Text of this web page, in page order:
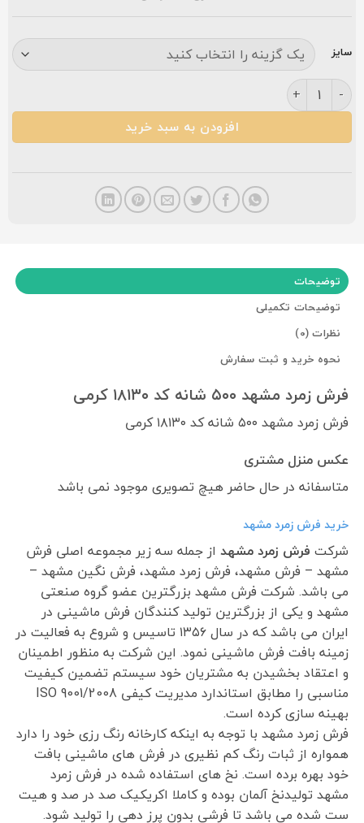
سایز
فرش زمرد مشهد ۵۰۰ شانه کد ۱۸۱۳۰ کرمی عدد
افزودن به سبد خرید
توضیحات
توضیحات تکمیلی
نظرات (0)
نحوه خرید و ثبت سفارش
فرش زمرد مشهد ۵۰۰ شانه کد ۱۸۱۳۰ کرمی
فرش زمرد مشهد ۵۰۰ شانه کد ۱۸۱۳۰ کرمی
عکس منزل مشتری
متاسفانه در حال حاضر هیچ تصویری موجود نمی باشد
خرید فرش زمرد مشهد
شرکت فرش زمرد مشهداز جمله سه زیر مجموعه اصلی فرش
مشهد – فرش مشهد، فرش زمرد مشهد، فرش نگین مشهد –
می باشد. شرکت فرش مشهد بزرگترین عضو گروه صنعتی
مشهد و یکی از بزرگترین تولید کنندگان فرش ماشینی در
ایران می باشد که در سال ۱۳۵۶ تاسیس و شروع به فعالیت در
زمینه بافت فرش ماشینی نمود. این شرکت به منظور اطمینان
و اعتقاد بخشیدن به مشتریان خود سیستم تضمین کیفیت
مناسبی را مطابق استاندارد مدیریت کیفی ISO 9001/2008
بهینه سازی کرده است.
فرش زمرد مشهد با توجه به اینکه کارخانه رنگ رزی خود را دارد
همواره از ثبات رنگ کم نظیری در فرش های ماشینی بافت
خود بهره برده است. نخ های استفاده شده در فرش زمرد
مشهد تولیدنخ آلمان بوده و کاملا اکریکیک صد در صد و هیت
ست شده می باشد تا فرشی بدون پرز دهی را تولید شود.